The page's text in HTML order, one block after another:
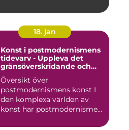
18. jan
Konst i postmodernismens
tidevarv - Uppleva det
gränsöverskridande och
mångfacetterade
Översikt över
postmodernismens konst I
den komplexa världen av
konst har postmodernismen